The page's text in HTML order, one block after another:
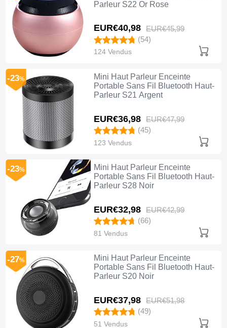
Parleur S22 Or Rose
EUR€40,98 EUR€45,99
(54)
124 Vendus
Mini Haut Parleur Enceinte
Portable Sans Fil Bluetooth Haut-
Parleur S21 Argent
EUR€36,98 EUR€47,99
-23%
(45)
123 Vendus
Mini Haut Parleur Enceinte
Portable Sans Fil Bluetooth Haut-
Parleur S28 Noir
EUR€32,98 EUR€42,99
-23%
(66)
81 Vendus
Mini Haut Parleur Enceinte
Portable Sans Fil Bluetooth Haut-
Parleur S20 Noir
EUR€37,98 EUR€51,98
-27%
(49)
51 Vendus